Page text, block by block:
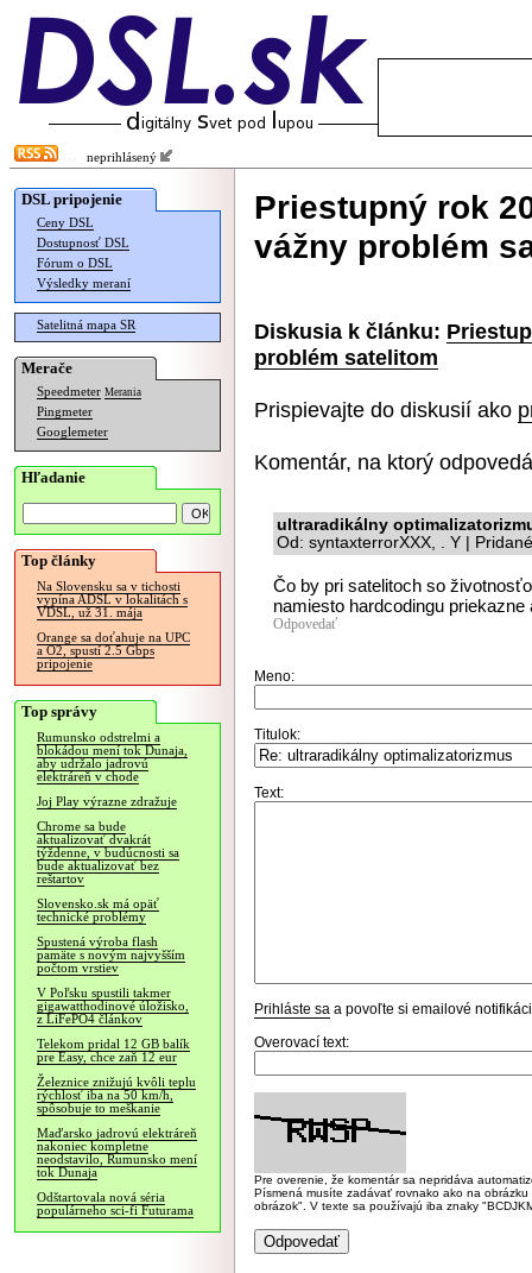
neprihlásený
DSL pripojenie
Ceny DSL
Dostupnosť DSL
Fórum o DSL
Výsledky meraní
Satelitná mapa SR
Merače
Speedmeter Merania
Pingmeter
Googlemeter
Hľadanie
Top články
Na Slovensku sa v tichosti
vypína ADSL v lokalitách s
VDSL, už 31. mája
Orange sa doťahuje na UPC
a O2, spustí 2.5 Gbps
pripojenie
Top správy
Rumunsko odstrelmi a
blokádou mení tok Dunaja,
aby udržalo jadrovú
elektráreň v chode
Joj Play výrazne zdražuje
Chrome sa bude
aktualizovať dvakrát
týždenne, v budúcnosti sa
bude aktualizovať bez
reštartov
Slovensko.sk má opäť
technické problémy
Spustená výroba flash
pamäte s novým najvyšším
počtom vrstiev
V Poľsku spustili takmer
gigawatthodinové úložisko,
z LiFePO4 článkov
Telekom pridal 12 GB balík
pre Easy, chce zaň 12 eur
Železnice znižujú kvôli teplu
rýchlosť iba na 50 km/h,
spôsobuje to meškanie
Maďarsko jadrovú elektráreň
nakoniec kompletne
neodstavilo, Rumunsko mení
tok Dunaja
Odštartovala nová séria
populárneho sci-fi Futurama
Priestupný rok
vážny problém
Diskusia k článku:
problém satelitom
Prispievajte do diskusií ako
Komentár, na ktorý
ultraradikálny
Od: syntaxterrorXXX, . Y |
Čo by pri satelitoch so
namiesto hardcodingu priekazne
Odpovedať
Meno:
Titulok:
Text:
Prihláste sa a povoľte si emailové
Overovací text:
Pre overenie, že komentár sa nepridáva
Písmená musíte zadávať rovnako ako na
obrázok". V texte sa používajú iba znaky